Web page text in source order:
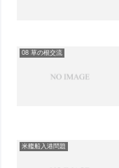
08 草の根交流
米艦船入港問題